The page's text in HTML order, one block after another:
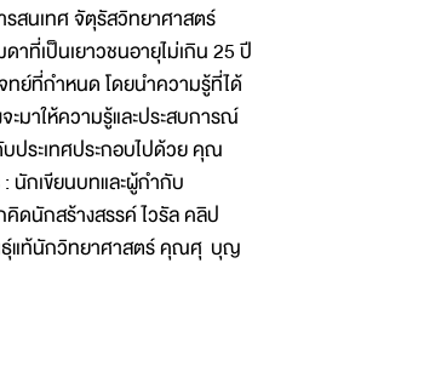
นเทศ จัตุรัสวิทยาศาสตร์
ที่เป็นเยาวชนอายุไม่เกิน 25 ปี
ทย์ที่กำหนด โดยนำความรู้ที่ได้
ะมาให้ความรู้และประสบการณ์
ประเทศประกอบไปด้วย คุณ
นักเขียนบทและผู้กำกับ
ดนักสร้างสรรค์ ไวรัล คลิป
ธุ์แท้นักวิทยาศาสตร์ คุณศุ บุญ